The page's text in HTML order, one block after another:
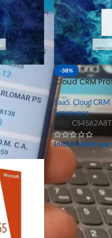
-38%
Cloud CRM
SaaS,Cloud CRM
Scorpware
SKU:
Iniciar sesión